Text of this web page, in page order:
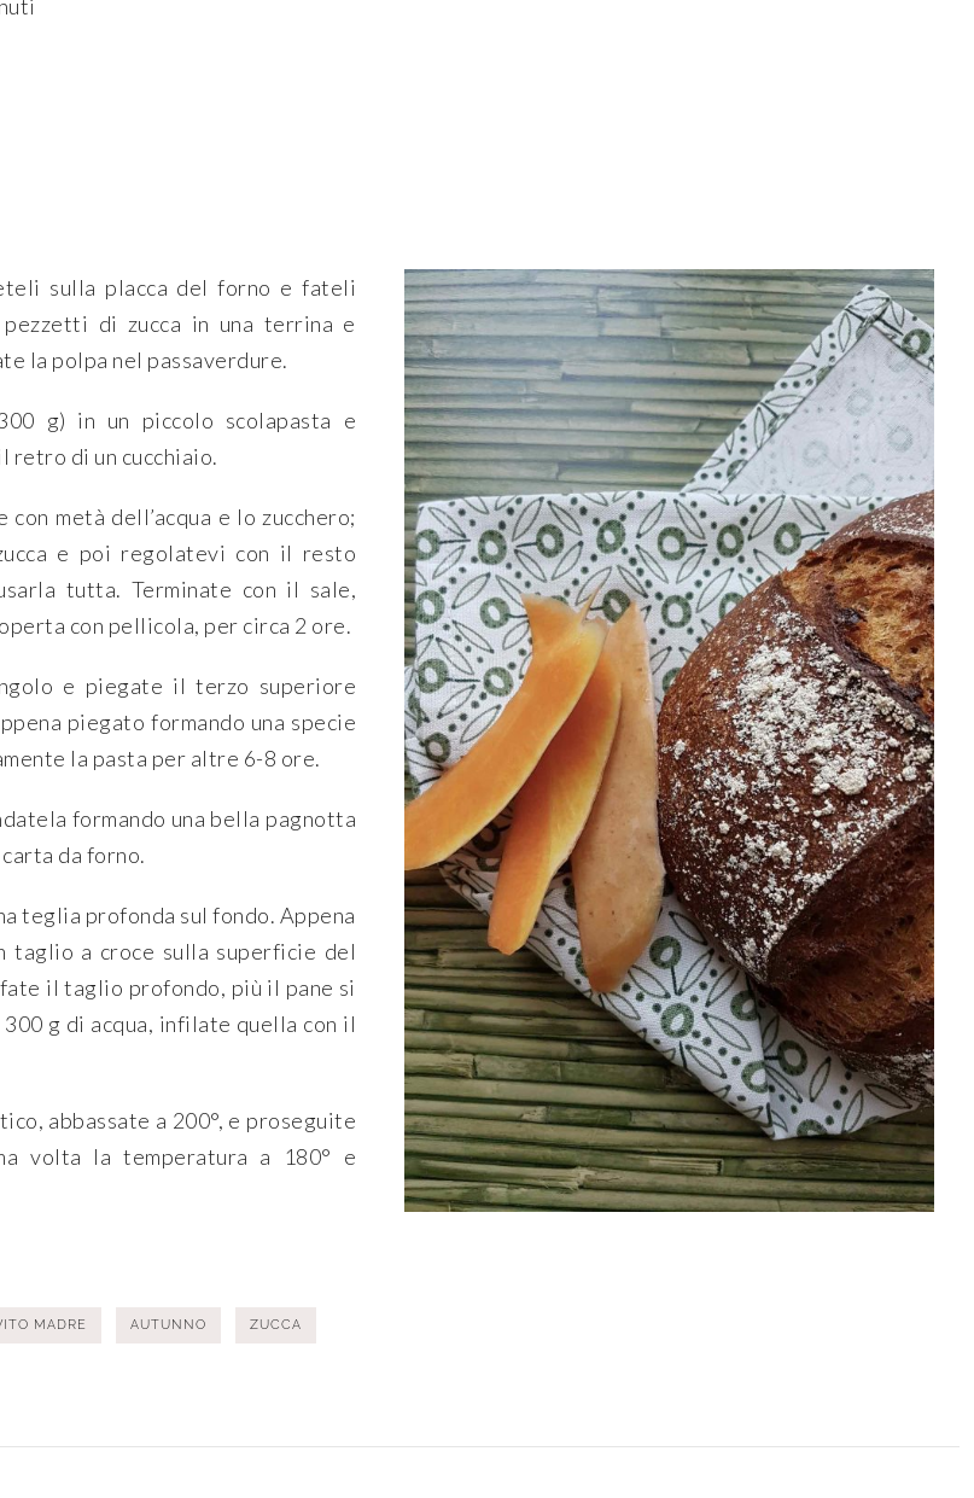
sulla placca del forno e fateli
di zucca in una terrina e
la polpa nel passaverdure.
g) in un piccolo scolapasta e
retro di un cucchiaio.
metà dell’acqua e lo zucchero;
e poi regolatevi con il resto
tutta. Terminate con il sale,
con pellicola, per circa 2 ore.
e piegate il terzo superiore
piegato formando una specie
la pasta per altre 6-8 ore.
formando una bella pagnotta
da forno.
teglia profonda sul fondo. Appena
taglio a croce sulla superficie del
il taglio profondo, più il pane si
g di acqua, infilate quella con il
abbassate a 200°, e proseguite
volta la temperatura a 180° e
MADRE AUTUNNO ZUCCA